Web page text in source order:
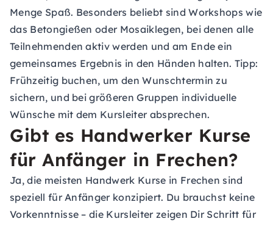
Menge Spaß. Besonders beliebt sind Workshops wie
das Betongießen oder Mosaiklegen, bei denen alle
Teilnehmenden aktiv werden und am Ende ein
gemeinsames Ergebnis in den Händen halten. Tipp:
Frühzeitig buchen, um den Wunschtermin zu
sichern, und bei größeren Gruppen individuelle
Wünsche mit dem Kursleiter absprechen.
Gibt es Handwerker Kurse
für Anfänger in Frechen?
Ja, die meisten Handwerk Kurse in Frechen sind
speziell für Anfänger konzipiert. Du brauchst keine
Vorkenntnisse – die Kursleiter zeigen Dir Schritt für